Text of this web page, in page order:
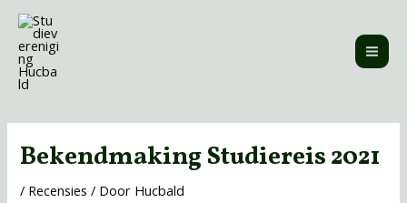
naar
inhoud
Bekendmaking Studiereis 2021
/ Recensies / Door Hucbald